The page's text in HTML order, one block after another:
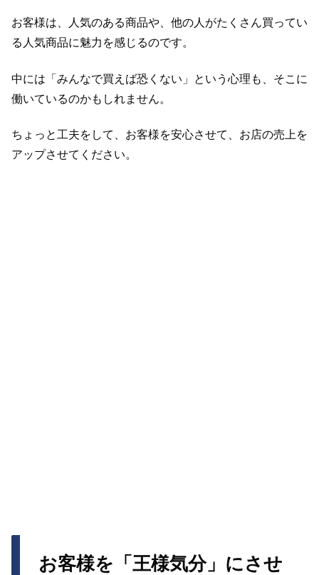
お客様は、人気のある商品や、他の人がたくさん買ってい
る人気商品に魅力を感じるのです。
中には「みんなで買えば恐くない」という心理も、そこに
働いているのかもしれません。
ちょっと工夫をして、お客様を安心させて、お店の売上を
アップさせてください。
お客様を「王様気分」にさせ